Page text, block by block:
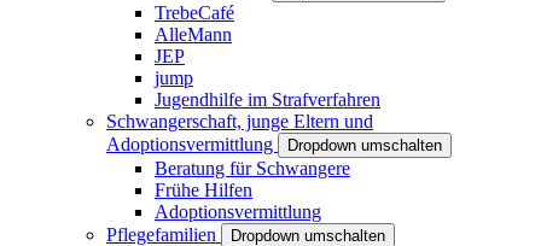
TrebeCafé
AlleMann
JEP
jump
Jugendhilfe im Strafverfahren
Schwangerschaft, junge Eltern und
Adoptionsvermittlung
Dropdown umschalten
Beratung für Schwangere
Frühe Hilfen
Adoptionsvermittlung
Pflegefamilien
Dropdown umschalten